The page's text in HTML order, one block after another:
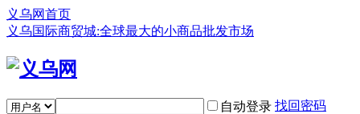
义乌网首页
义乌国际商贸城:全球最大的小商品批发市场
自动登录 找回密码